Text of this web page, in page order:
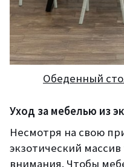
Обеденный
Уход за мебелью из
Несмотря на свою
экзотический
внимания. Чтобы